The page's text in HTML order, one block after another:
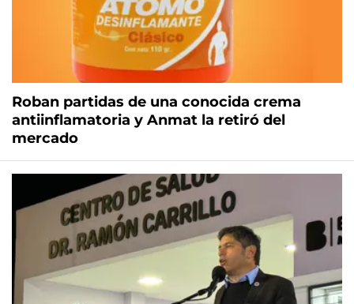
Roban partidas de una conocida crema
antiinflamatoria y Anmat la retiró del
mercado